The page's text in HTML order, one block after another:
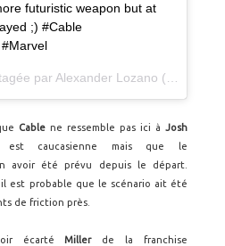
futuristic weapon but at
;) #Cable
par Alexander Lozano (@alexanderlozanoart) le
Cable ne ressemble pas ici à Josh
est caucasienne mais que le
avoir été prévu depuis le départ.
est probable que le scénario ait été
de friction près.
écartéMillerde la franchise